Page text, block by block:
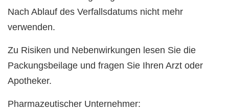
Nach Ablauf des Verfallsdatums nicht mehr
verwenden.
Zu Risiken und Nebenwirkungen lesen Sie die
Packungsbeilage und fragen Sie Ihren Arzt oder
Apotheker.
Pharmazeutischer Unternehmer: